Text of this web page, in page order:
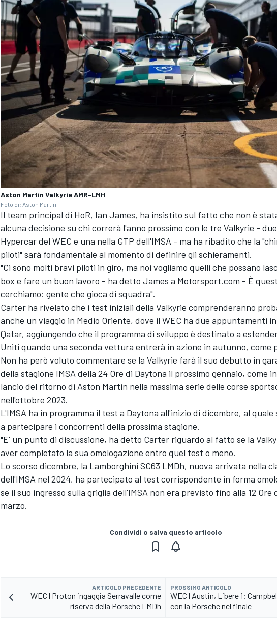
Aston Martin Valkyrie AMR-LMH
Foto di: Aston Martin
Il team principal di HoR, Ian James, ha insistito sul fatto che non è
alcuna decisione su chi correrà l'anno prossimo con le tre Valkyrie -
Hypercar del WEC e una nella GTP dell'IMSA - ma ha ribadito che la
piloti" sarà fondamentale al momento di definire gli schieramenti.
"Ci sono molti bravi piloti in giro, ma noi vogliamo quelli che possano
box e fare un buon lavoro - ha detto James a Motorsport.com - È
cerchiamo: gente che gioca di squadra".
Carter ha rivelato che i test iniziali della Valkyrie comprenderanno
anche un viaggio in Medio Oriente, dove il WEC ha due appuntamenti
Qatar, aggiungendo che il programma di sviluppo è destinato a
Uniti quando una seconda vettura entrerà in azione in autunno, come
Non ha però voluto commentare se la Valkyrie farà il suo debutto in
della stagione IMSA della 24 Ore di Daytona il prossimo gennaio, come
lancio del ritorno di Aston Martin nella massima serie delle corse
nell'ottobre 2023.
L'IMSA ha in programma il test a Daytona all'inizio di dicembre, al quale
a partecipare i concorrenti della prossima stagione.
"E' un punto di discussione, ha detto Carter riguardo al fatto se la
aver completato la sua omologazione entro quel test o meno.
Lo scorso dicembre, la Lamborghini SC63 LMDh, nuova arrivata nella
dell'IMSA nel 2024, ha partecipato al test corrispondente in forma
se il suo ingresso sulla griglia dell'IMSA non era previsto fino alla 12 Ore
marzo.
Condividi o salva questo articolo
ARTICOLO PRECEDENTE
WEC | Proton ingaggia Serravalle come
riserva della Porsche LMDh
PROSSIMO ARTICOLO
WEC | Austin, Libere 1:
con la Porsche nel finale